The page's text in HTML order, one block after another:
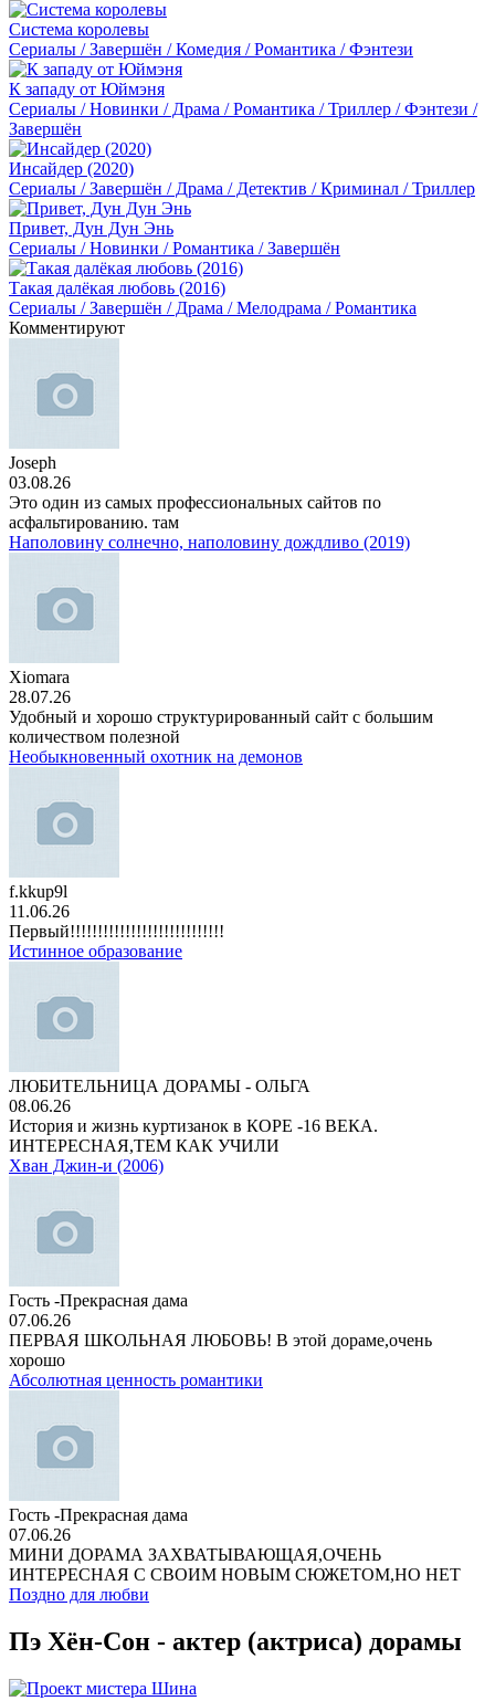
Система королевы
Сериалы / Завершён / Комедия / Романтика / Фэнтези
К западу от Юймэня
Сериалы / Новинки / Драма / Романтика / Триллер / Фэнтези /
Завершён
Инсайдер (2020)
Сериалы / Завершён / Драма / Детектив / Криминал / Триллер
Привет, Дун Дун Энь
Сериалы / Новинки / Романтика / Завершён
Такая далёкая любовь (2016)
Сериалы / Завершён / Драма / Мелодрама / Романтика
Комментируют
Joseph
03.08.26
Это один из самых профессиональных сайтов по
асфальтированию. там
Наполовину солнечно, наполовину дождливо (2019)
Xiomara
28.07.26
Удобный и хорошо структурированный сайт с большим
количеством полезной
Необыкновенный охотник на демонов
f.kkup9l
11.06.26
Первый!!!!!!!!!!!!!!!!!!!!!!!!!!!!
Истинное образование
ЛЮБИТЕЛЬНИЦА ДОРАМЫ - ОЛЬГА
08.06.26
История и жизнь куртизанок в КОРЕ -16 ВЕКА.
ИНТЕРЕСНАЯ,ТЕМ КАК УЧИЛИ
Хван Джин-и (2006)
Гость -Прекрасная дама
07.06.26
ПЕРВАЯ ШКОЛЬНАЯ ЛЮБОВЬ! В этой дораме,очень
хорошо
Абсолютная ценность романтики
Гость -Прекрасная дама
07.06.26
МИНИ ДОРАМА ЗАХВАТЫВАЮЩАЯ,ОЧЕНЬ
ИНТЕРЕСНАЯ С СВОИМ НОВЫМ СЮЖЕТОМ,НО НЕТ
Поздно для любви
Пэ Хён-Сон - актер (актриса) дорамы